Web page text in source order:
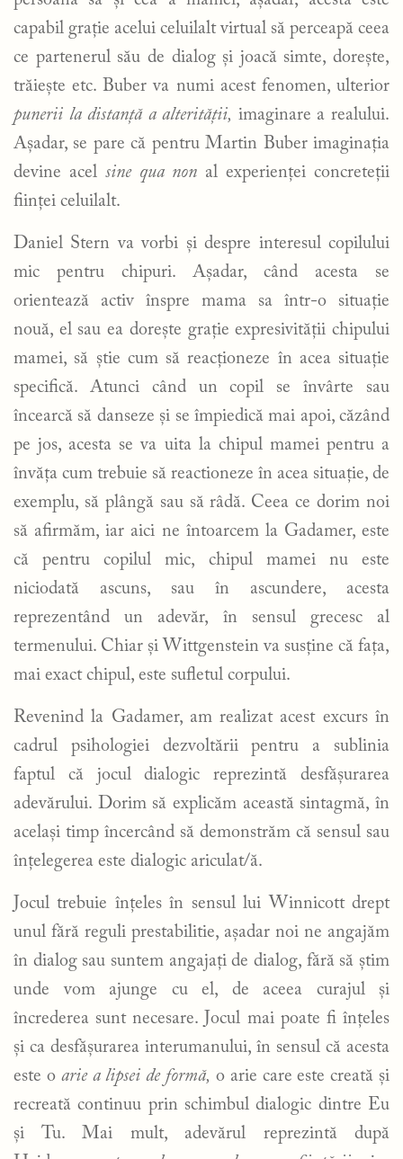
capabil grație acelui celuilalt virtual să perceapă ceea
ce partenerul său de dialog și joacă simte, dorește,
trăiește etc. Buber va numi acest fenomen, ulterior
punerii la distanță a alterității, imaginare a realului.
Așadar, se pare că pentru Martin Buber imaginația
devine acel sine qua non al experienței concreteții
ființei celuilalt.
Daniel Stern va vorbi și despre interesul copilului
mic pentru chipuri. Așadar, când acesta se
orientează activ înspre mama sa într-o situație
nouă, el sau ea dorește grație expresivității chipului
mamei, să știe cum să reacționeze în acea situație
specifică. Atunci când un copil se învârte sau
încearcă să danseze și se împiedică mai apoi, căzând
pe jos, acesta se va uita la chipul mamei pentru a
învăța cum trebuie să reactioneze în acea situație, de
exemplu, să plângă sau să râdă. Ceea ce dorim noi
să afirmăm, iar aici ne întoarcem la Gadamer, este
că pentru copilul mic, chipul mamei nu este
niciodată ascuns, sau în ascundere, acesta
reprezentând un adevăr, în sensul grecesc al
termenului. Chiar și Wittgenstein va susține că fața,
mai exact chipul, este sufletul corpului.
Revenind la Gadamer, am realizat acest excurs în
cadrul psihologiei dezvoltării pentru a sublinia
faptul că jocul dialogic reprezintă desfășurarea
adevărului. Dorim să explicăm această sintagmă, în
același timp încercând să demonstrăm că sensul sau
înțelegerea este dialogic ariculat/ă.
Jocul trebuie înțeles în sensul lui Winnicott drept
unul fără reguli prestabilitie, așadar noi ne angajăm
în dialog sau suntem angajați de dialog, fără să știm
unde vom ajunge cu el, de aceea curajul și
încrederea sunt necesare. Jocul mai poate fi înțeles
și ca desfășurarea interumanului, în sensul că acesta
este o arie a lipsei de formă, o arie care este creată și
recreată continuu prin schimbul dialogic dintre Eu
și Tu. Mai mult, adevărul reprezintă după